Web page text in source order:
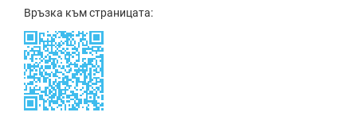
Връзка към страницата: